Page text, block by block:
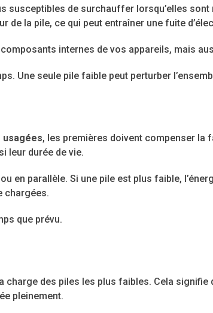
susceptibles de surchauffer lorsqu’elles sont
de la pile, ce qui peut entraîner une fuite
internes de vos appareils, mais
Une seule pile faible peut perturber
usagées, les premières doivent compenser la
leur durée de vie.
en parallèle. Si une pile est plus faible,
chargées.
que prévu.
charge des piles les plus faibles. Cela
pleinement.